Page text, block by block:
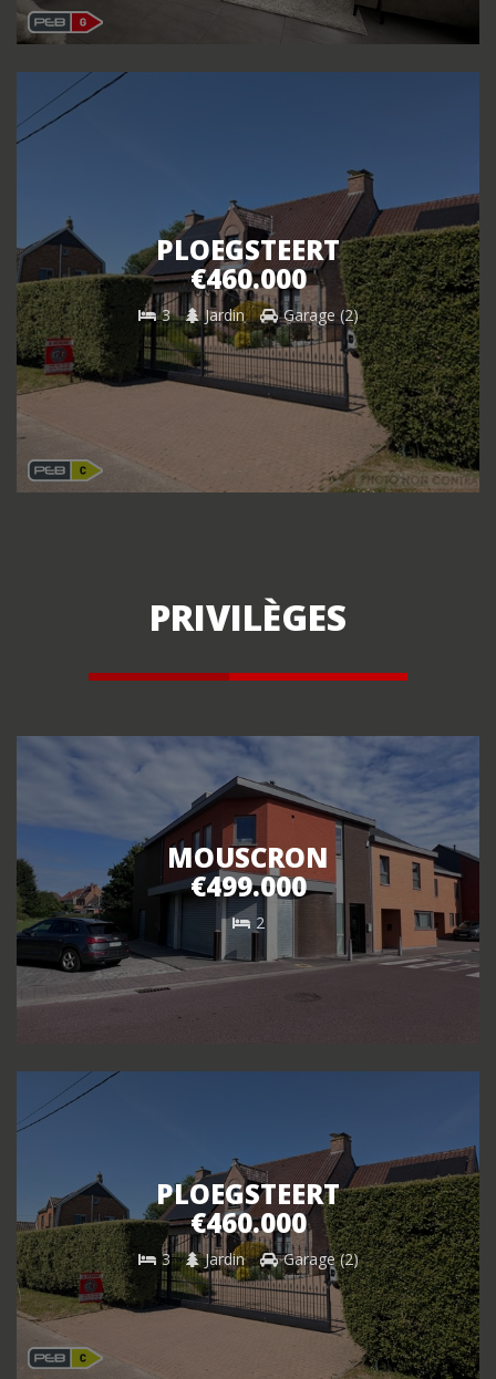
PLOEGSTEERT
€460.000
3 Jardin Garage (2)
PRIVILÈGES
MOUSCRON
€499.000
2
PLOEGSTEERT
€460.000
3 Jardin Garage (2)